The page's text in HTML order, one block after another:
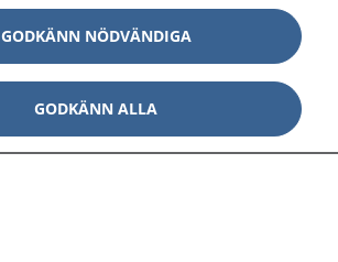
GODKÄNN NÖDVÄNDIGA
GODKÄNN ALLA